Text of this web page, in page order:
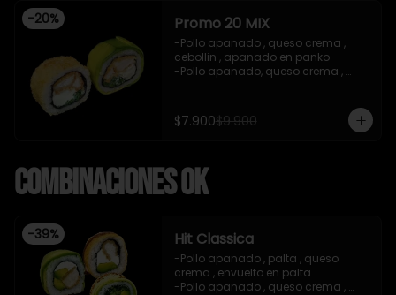
-Imagen referencial .
-20% Promo 20 MIX
-Pollo apanado , queso crema ,
cebollin , apanado en panko
-Pollo apanado, queso crema ,
-incluye 1 salsa de soya , 1 salsa
teriyaki
$7.900$9.900
Combinaciones OK
-39% Hit Classica
-Pollo apanado , palta , queso
crema , envuelto en palta
-Pollo apanado , queso crema ,